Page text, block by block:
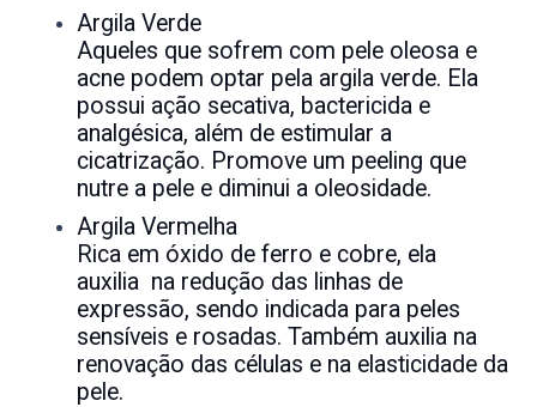
Argila Verde
Aqueles que sofrem com pele oleosa e
acne podem optar pela argila verde. Ela
possui ação secativa, bactericida e
analgésica, além de estimular a
cicatrização. Promove um peeling que
nutre a pele e diminui a oleosidade.
Argila Vermelha
Rica em óxido de ferro e cobre, ela
auxilia na redução das linhas de
expressão, sendo indicada para peles
sensíveis e rosadas. Também auxilia na
renovação das células e na elasticidade da
pele.